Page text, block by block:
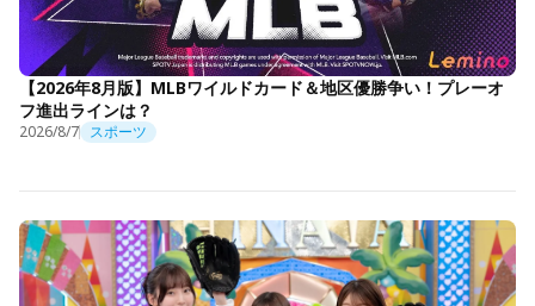
【2026年8月版】MLBワイルドカード＆地区優勝争い！プレーオ
フ進出ラインは？
2026/8/7 スポーツ